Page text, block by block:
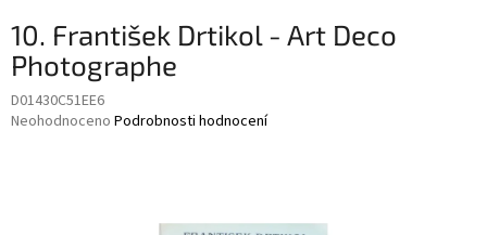
10. František Drtikol - Art Deco
Photographe
D01430C51EE6
Průměrné
Neohodnoceno Podrobnosti hodnocení